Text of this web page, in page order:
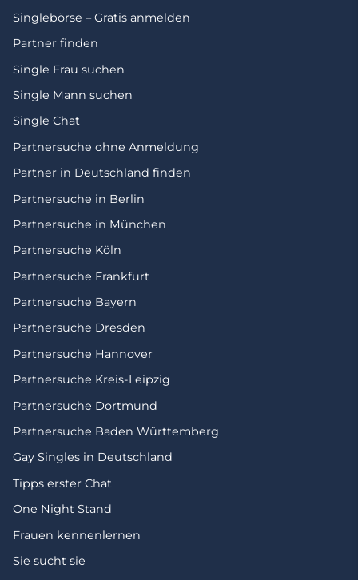
Singlebörse – Gratis anmelden
Partner finden
Single Frau suchen
Single Mann suchen
Single Chat
Partnersuche ohne Anmeldung
Partner in Deutschland finden
Partnersuche in Berlin
Partnersuche in München
Partnersuche Köln
Partnersuche Frankfurt
Partnersuche Bayern
Partnersuche Dresden
Partnersuche Hannover
Partnersuche Kreis-Leipzig
Partnersuche Dortmund
Partnersuche Baden Württemberg
Gay Singles in Deutschland
Tipps erster Chat
One Night Stand
Frauen kennenlernen
Sie sucht sie